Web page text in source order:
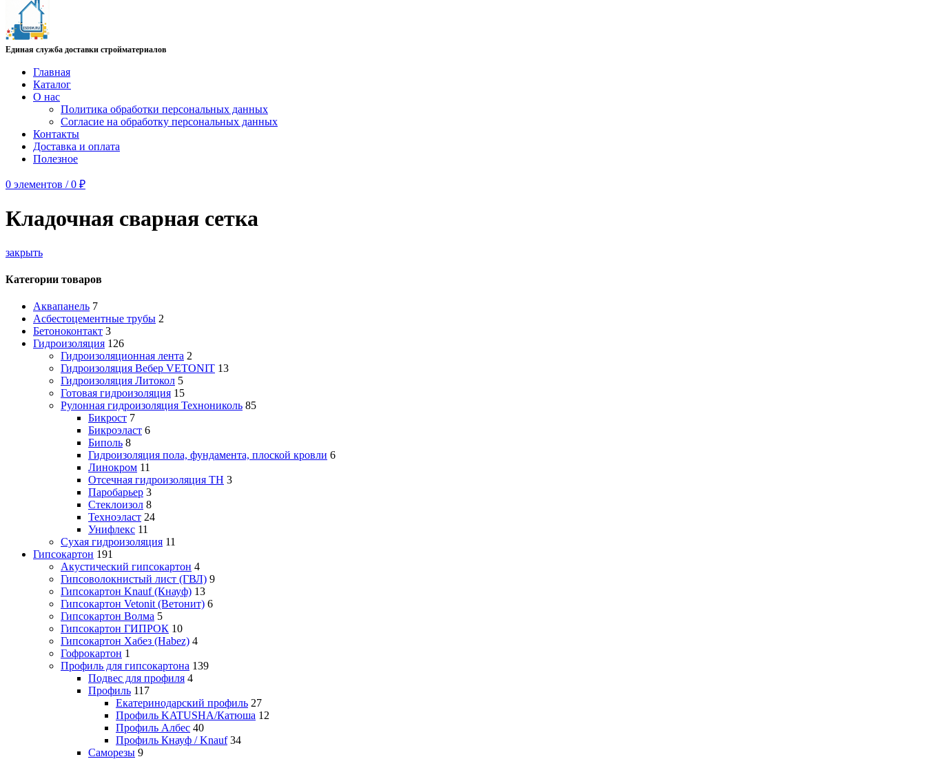
Единая служба доставки стройматериалов
Главная
Каталог
О нас
Политика обработки персональных данных
Согласие на обработку персональных данных
Контакты
Доставка и оплата
Полезное
0 элементов / 0 ₽
Кладочная сварная сетка
закрыть
Категории товаров
Аквапанель 7
Асбестоцементные трубы 2
Бетоноконтакт 3
Гидроизоляция 126
Гидроизоляционная лента 2
Гидроизоляция Вебер VETONIT 13
Гидроизоляция Литокол 5
Готовая гидроизоляция 15
Рулонная гидроизоляция Технониколь 85
Бикрост 7
Бикроэласт 6
Биполь 8
Гидроизоляция пола, фундамента, плоской кровли 6
Линокром 11
Отсечная гидроизоляция ТН 3
Паробарьер 3
Стеклоизол 8
Техноэласт 24
Унифлекс 11
Сухая гидроизоляция 11
Гипсокартон 191
Акустический гипсокартон 4
Гипсоволокнистый лист (ГВЛ) 9
Гипсокартон Knauf (Кнауф) 13
Гипсокартон Vetonit (Ветонит) 6
Гипсокартон Волма 5
Гипсокартон ГИПРОК 10
Гипсокартон Хабез (Habez) 4
Гофрокартон 1
Профиль для гипсокартона 139
Подвес для профиля 4
Профиль 117
Екатеринодарский профиль 27
Профиль KATUSHA/Катюша 12
Профиль Албес 40
Профиль Кнауф / Knauf 34
Саморезы 9